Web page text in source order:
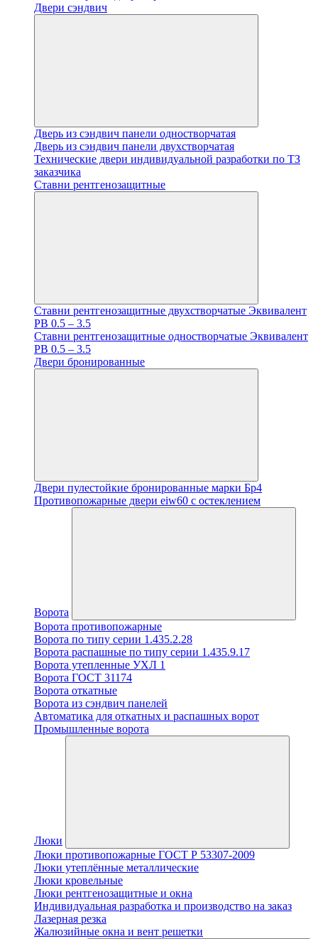
Двери сэндвич
Дверь из сэндвич панели одностворчатая
Дверь из сэндвич панели двухстворчатая
Технические двери индивидуальной разработки по ТЗ
заказчика
Ставни рентгенозащитные
Ставни рентгенозащитные двухстворчатые Эквивалент
PB 0.5 – 3.5
Ставни рентгенозащитные одностворчатые Эквивалент
PB 0.5 – 3.5
Двери бронированные
Двери пулестойкие бронированные марки Бр4
Противопожарные двери eiw60 с остеклением
Ворота
Ворота противопожарные
Ворота по типу серии 1.435.2.28
Ворота распашные по типу серии 1.435.9.17
Ворота утепленные УХЛ 1
Ворота ГОСТ 31174
Ворота откатные
Ворота из сэндвич панелей
Автоматика для откатных и распашных ворот
Промышленные ворота
Люки
Люки противопожарные ГОСТ Р 53307-2009
Люки утеплённые металлические
Люки кровельные
Люки рентгенозащитные и окна
Индивидуальная разработка и производство на заказ
Лазерная резка
Жалюзийные окна и вент решетки